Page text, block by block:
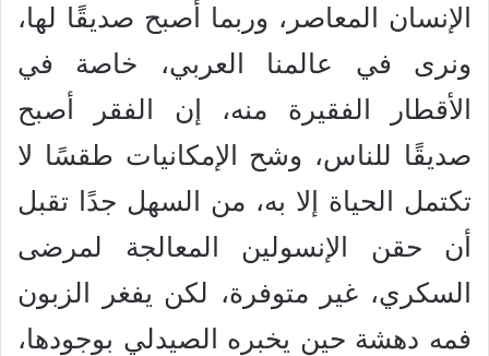
الإنسان المعاصر، وربما أصبح صديقًا لها،
ونرى في عالمنا العربي، خاصة في
الأقطار الفقيرة منه، إن الفقر أصبح
صديقًا للناس، وشح الإمكانيات طقسًا لا
تكتمل الحياة إلا به، من السهل جدًا تقبل
أن حقن الإنسولين المعالجة لمرضى
السكري، غير متوفرة، لكن يفغر الزبون
فمه دهشة حين يخبره الصيدلي بوجودها،